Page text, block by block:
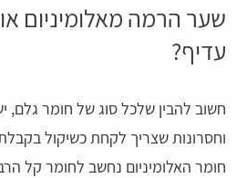
שער הרמה מאלומיניום
עדיף?
חשוב להבין שלכל סוג של חומר גלם,
וחסרונות שצריך לקחת כשיקול
חומר האלומיניום נחשב לחומר קל